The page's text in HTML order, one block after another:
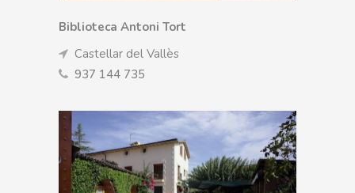
Biblioteca Antoni Tort
Castellar del Vallès
937 144 735